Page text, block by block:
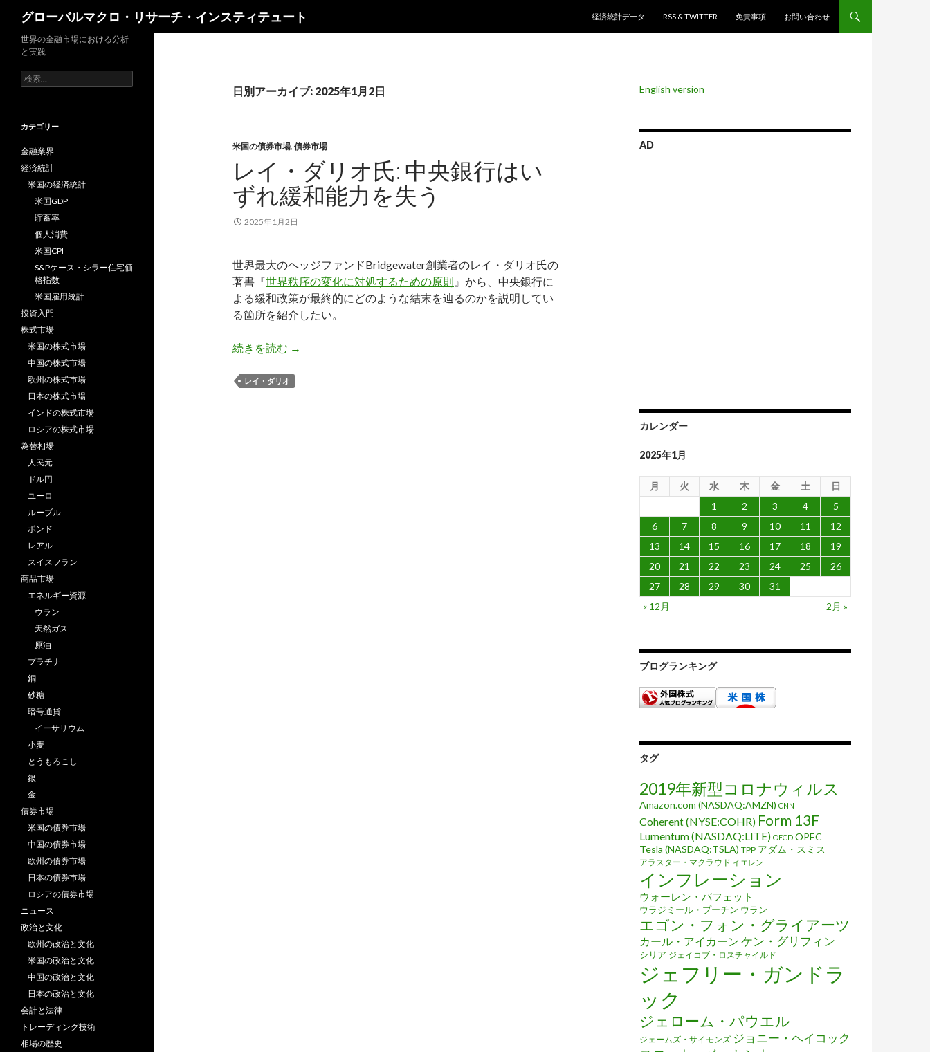
グローバルマクロ・リサーチ・インスティテュート
経済統計データ
RSS & TWITTER 免責事項 お問い合わせ
日別アーカイブ: 2025年1月2日
米国の債券市場, 債券市場
レイ・ダリオ氏: 中央銀行はい
ずれ緩和能力を失う
2025年1月2日
世界最大のヘッジファンドBridgewater創業者のレイ・ダリオ氏の
著書『世界秩序の変化に対処するための原則 』から、中央銀行に
よる緩和政策が最終的にどのような結末を辿るのかを説明してい
る箇所を紹介したい。
続きを読む レイ・ダリオ氏: 中央銀行はいずれ緩和能力を失う
→
レイ・ダリオ
English version
AD
カレンダー
2025年1月
月 火 水 木 金 土
日
1
2 3 4
5
6
7 8 9 10 11
12
13
14 15 16 17 18
19
20
21 22 23 24 25
26
27
28 29 30
31
« 12月
2月 »
ブログランキング
タグ
2019年新型コロナウィルス
Amazon.com (NASDAQ:AMZN) CNN
Coherent (NYSE:COHR) Form 13F
Lumentum (NASDAQ:LITE) OECD OPEC
Tesla (NASDAQ:TSLA) TPP アダム・スミス
アラスター・マクラウド イエレン
インフレーション
ウォーレン・バフェット
ウラジミール・プーチン ウラン
エゴン・フォン・グライアーツ
カール・アイカーン ケン・グリフィン
シリア ジェイコブ・ロスチャイルド
ジェフリー・ガンドラ
ック
ジェローム・パウエル
ジェームズ・サイモンズ ジョニー・ヘイコック
世界の金融市場における分析
と実践
検
索:
カテゴリー
金融業界
経済統計
米国の経済統計
米国GDP
貯蓄率
個人消費
米国CPI
S&Pケース・シラー住宅価
格指数
米国雇用統計
投資入門
株式市場
米国の株式市場
中国の株式市場
欧州の株式市場
日本の株式市場
インドの株式市場
ロシアの株式市場
為替相場
人民元
ドル円
ユーロ
ルーブル
ポンド
レアル
スイスフラン
商品市場
エネルギー資源
ウラン
天然ガス
原油
プラチナ
銅
砂糖
暗号通貨
イーサリウム
小麦
とうもろこし
銀
金
債券市場
米国の債券市場
中国の債券市場
欧州の債券市場
日本の債券市場
ロシアの債券市場
ニュース
政治と文化
欧州の政治と文化
米国の政治と文化
中国の政治と文化
日本の政治と文化
会計と法律
トレーディング技術
相場の歴史